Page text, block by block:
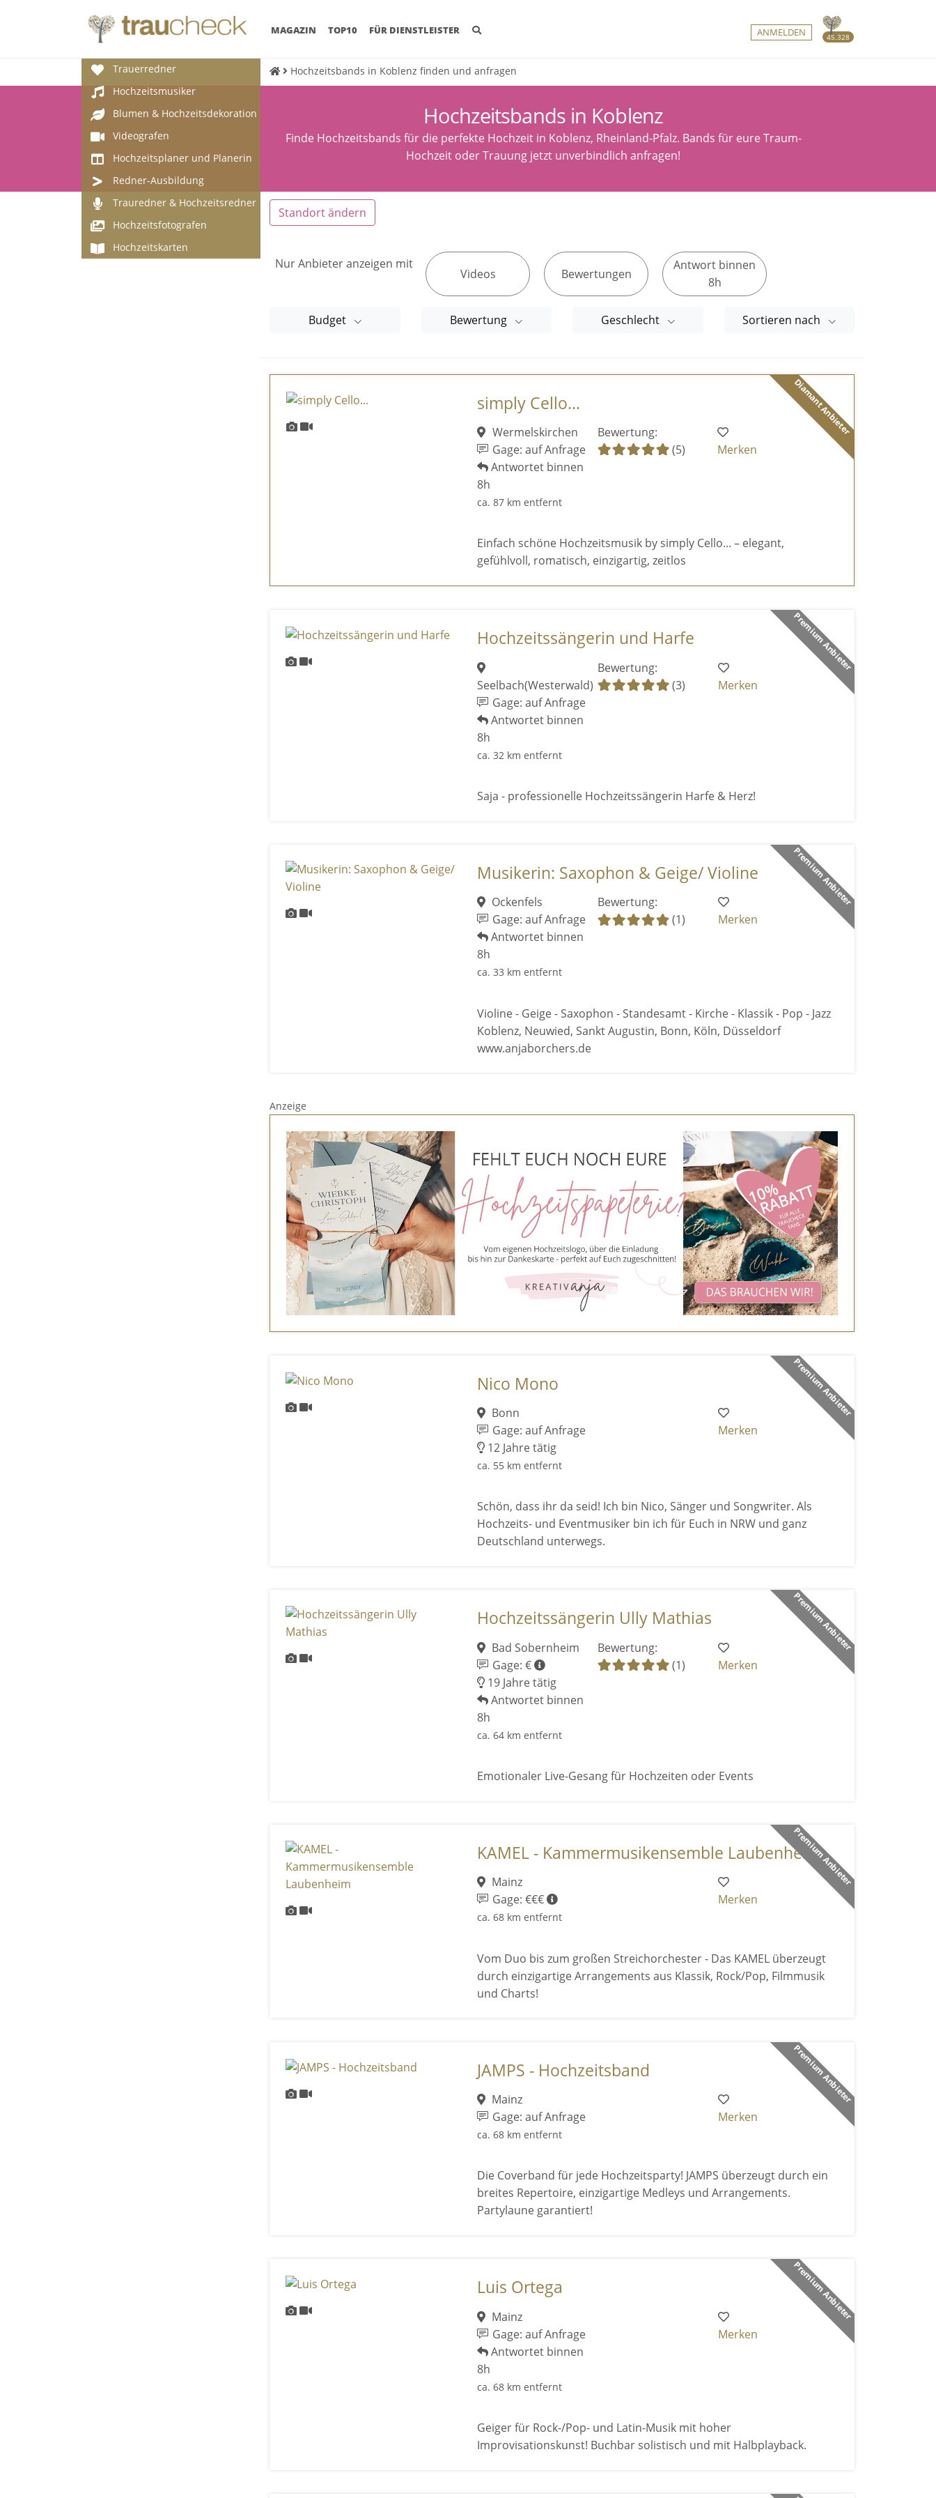
45.328
MAGAZIN (CURRENT)
TOP10 FÜR DIENSTLEISTER ANMELDEN
Trauerredner
Hochzeitsmusiker
Blumen & Hochzeitsdekoration
Videografen
Hochzeitsplaner und Planerin
Redner-Ausbildung
Trauredner & Hochzeitsredner
Hochzeitsfotografen
Hochzeitskarten
Hochzeitsbands in Koblenz finden und anfragen
Hochzeitsbands in Koblenz
Finde Hochzeitsbands für die perfekte Hochzeit in Koblenz, Rheinland-Pfalz. Bands für eure Traum-
Hochzeit oder Trauung jetzt unverbindlich anfragen!
Standort ändern
Nur Anbieter anzeigen mit
Videos Bewertungen
Antwort binnen
8h
Budget Bewertung Geschlecht Sortieren nach
Diamant Anbieter
simply Cello...
Wermelskirchen
Gage: auf Anfrage
Antwortet binnen
8h
ca. 87 km entfernt
Bewertung:
(5)
Merken
Einfach schöne Hochzeitsmusik by simply Cello... – elegant,
gefühlvoll, romatisch, einzigartig, zeitlos
Premium Anbieter
Hochzeitssängerin und Harfe
Seelbach(Westerwald)
Gage: auf Anfrage
Antwortet binnen
8h
ca. 32 km entfernt
Bewertung:
(3)
Merken
Saja - professionelle Hochzeitssängerin Harfe & Herz!
Premium Anbieter
Musikerin: Saxophon & Geige/ Violine
Ockenfels
Gage: auf Anfrage
Antwortet binnen
8h
ca. 33 km entfernt
Bewertung:
(1)
Merken
Violine - Geige - Saxophon - Standesamt - Kirche - Klassik - Pop - Jazz
Koblenz, Neuwied, Sankt Augustin, Bonn, Köln, Düsseldorf
www.anjaborchers.de
Anzeige
Premium Anbieter
Nico Mono
Bonn
Gage: auf Anfrage
12 Jahre tätig
ca. 55 km entfernt
Merken
Schön, dass ihr da seid! Ich bin Nico, Sänger und Songwriter. Als
Hochzeits- und Eventmusiker bin ich für Euch in NRW und ganz
Deutschland unterwegs.
Premium Anbieter
Hochzeitssängerin Ully Mathias
Bad Sobernheim
Gage: €
19 Jahre tätig
Antwortet binnen
8h
ca. 64 km entfernt
Bewertung:
(1)
Merken
Emotionaler Live-Gesang für Hochzeiten oder Events
Premium Anbieter
KAMEL - Kammermusikensemble Laubenhei ...
Mainz
Gage: €€€
ca. 68 km entfernt
Merken
Vom Duo bis zum großen Streichorchester - Das KAMEL überzeugt
durch einzigartige Arrangements aus Klassik, Rock/Pop, Filmmusik
und Charts!
Premium Anbieter
JAMPS - Hochzeitsband
Mainz
Gage: auf Anfrage
ca. 68 km entfernt
Merken
Die Coverband für jede Hochzeitsparty! JAMPS überzeugt durch ein
breites Repertoire, einzigartige Medleys und Arrangements.
Partylaune garantiert!
Premium Anbieter
Luis Ortega
Mainz
Gage: auf Anfrage
Antwortet binnen
8h
ca. 68 km entfernt
Merken
Geiger für Rock-/Pop- und Latin-Musik mit hoher
Improvisationskunst! Buchbar solistisch und mit Halbplayback.